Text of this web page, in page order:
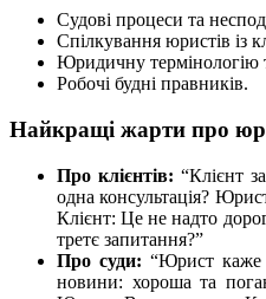
Судові процеси та
Спілкування юристів із
Юридичну термінологію
Робочі будні правників.
Найкращі жарти про
Про клієнтів: “Клієнт
одна консультація?
Клієнт: Це не надто
третє запитання?”
Про суди: “Юрист каже
новини: хороша та